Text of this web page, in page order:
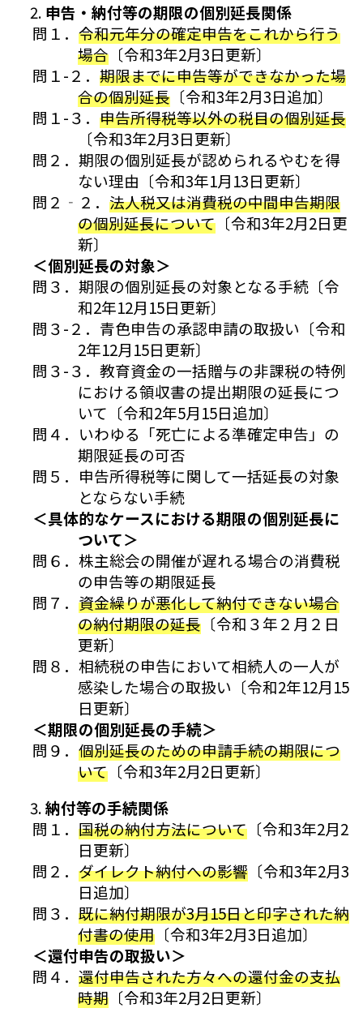
申告・納付等の期限の個別延長関係
問１． 令和元年分の確定申告をこれから行う
場合 〔令和3年2月3日更新〕
問１-２． 期限までに申告等ができなかった場
合の個別延長 〔令和3年2月3日追加〕
問１-３． 申告所得税等以外の税目の個別延長
〔令和3年2月3日更新〕
問２．期限の個別延長が認められるやむを得
ない理由〔令和3年1月13日更新〕
問２‐２． 法人税又は消費税の中間申告期限
の個別延長について 〔令和3年2月2日更
新〕
＜個別延長の対象＞
問３．期限の個別延長の対象となる手続〔令
和2年12月15日更新〕
問３-２．青色申告の承認申請の取扱い〔令和
2年12月15日更新〕
問３-３．教育資金の一括贈与の非課税の特例
における領収書の提出期限の延長につ
いて〔令和2年5月15日追加〕
問４．いわゆる「死亡による準確定申告」の
期限延長の可否
問５．申告所得税等に関して一括延長の対象
とならない手続
＜具体的なケースにおける期限の個別延長に
ついて＞
問６．株主総会の開催が遅れる場合の消費税
の申告等の期限延長
問７． 資金繰りが悪化して納付できない場合
の納付期限の延長 〔令和３年２月２日
更新〕
問８．相続税の申告において相続人の一人が
感染した場合の取扱い〔令和2年12月15
日更新〕
＜期限の個別延長の手続＞
問９． 個別延長のための申請手続の期限につ
いて 〔令和3年2月2日更新〕
納付等の手続関係
問１． 国税の納付方法について〔令和3年2月2
日更新〕
問２． ダイレクト納付への影響〔令和3年2月3
日追加〕
問３． 既に納付期限が3月15日と印字された納
付書の使用 〔令和3年2月3日追加〕
＜還付申告の取扱い＞
問４． 還付申告された方々への還付金の支払
時期 〔令和3年2月2日更新〕